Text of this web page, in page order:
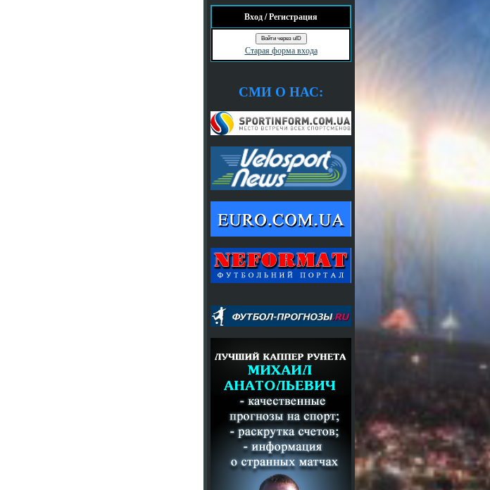
Вход / Регистрация
Войти через uID
Старая форма входа
СМИ О НАС: